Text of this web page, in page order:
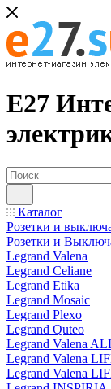
Е27
Каталог
Розетки и
Розетки и
Legrand Valena
Legrand Celiane
Legrand Etika
Legrand Mosaic
Legrand Plexo
Legrand Quteo
Legrand Valena
Legrand Valena
Legrand Valena